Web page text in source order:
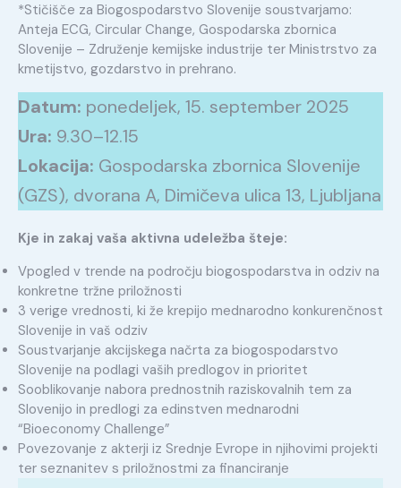
*Stičišče za Biogospodarstvo Slovenije soustvarjamo:
Anteja ECG, Circular Change, Gospodarska zbornica
Slovenije – Združenje kemijske industrije ter Ministrstvo za
kmetijstvo, gozdarstvo in prehrano.
Datum: ponedeljek, 15. september 2025
Ura: 9.30–12.15
Lokacija: Gospodarska zbornica Slovenije
(GZS), dvorana A, Dimičeva ulica 13, Ljubljana
Kje in zakaj vaša aktivna udeležba šteje:
Vpogled v trende na področju biogospodarstva in odziv na
konkretne tržne priložnosti
3 verige vrednosti, ki že krepijo mednarodno konkurenčnost
Slovenije in vaš odziv
Soustvarjanje akcijskega načrta za biogospodarstvo
Slovenije na podlagi vaših predlogov in prioritet
Sooblikovanje nabora prednostnih raziskovalnih tem za
Slovenijo in predlogi za edinstven mednarodni
“Bioeconomy Challenge”
Povezovanje z akterji iz Srednje Evrope in njihovimi projekti
ter seznanitev s priložnostmi za financiranje